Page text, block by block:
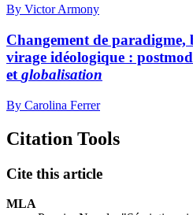
By Victor Armony
Changement de paradigme,
virage idéologique :
et globalisation
By Carolina Ferrer
Citation Tools
Cite this article
MLA